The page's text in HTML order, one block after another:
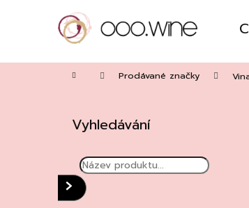
Domů Prodávané značky
r
a
Vyhledávání
HLEDAT
Zpět